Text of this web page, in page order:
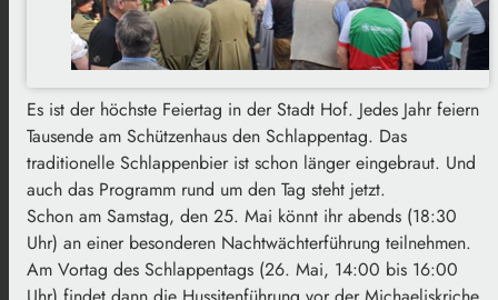
Es ist der höchste Feiertag in der Stadt Hof. Jedes Jahr feiern
Tausende am Schützenhaus den Schlappentag. Das
traditionelle Schlappenbier ist schon länger eingebraut. Und
auch das Programm rund um den Tag steht jetzt.
Schon am Samstag, den 25. Mai könnt ihr abends (18:30
Uhr) an einer besonderen Nachtwächterführung teilnehmen.
Am Vortag des Schlappentags (26. Mai, 14:00 bis 16:00